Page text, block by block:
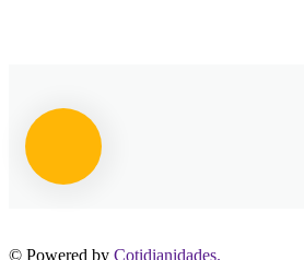
© Powered by Cotidianidades.